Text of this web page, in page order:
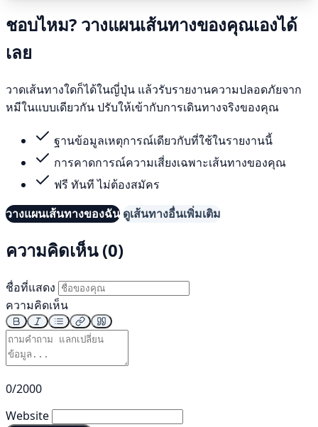
ชอบไหม? วางแผนเส้นทางของคุณเองได้
เลย
วาดเส้นทางใดก็ได้ในญี่ปุ่น แล้วรับรายงานความปลอดภัยจาก
หมีในแบบเดียวกัน ปรับให้เข้ากับการเดินทางจริงของคุณ
ฐานข้อมูลเหตุการณ์เดียวกับที่ใช้ในรายงานนี้
การคาดการณ์ความเสี่ยงเฉพาะเส้นทางของคุณ
ฟรี ทันที ไม่ต้องสมัคร
วางแผนเส้นทางของฉัน ดูเส้นทางอื่นเพิ่มเติม
ความคิดเห็น (0)
ชื่อที่แสดง
ความคิดเห็น
0/2000
Website